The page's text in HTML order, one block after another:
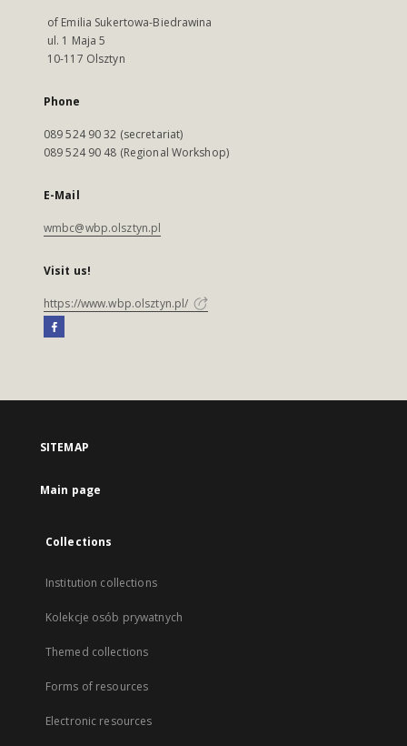
of Emilia Sukertowa-Biedrawina
ul. 1 Maja 5
10-117 Olsztyn
Phone
089 524 90 32 (secretariat)
089 524 90 48 (Regional Workshop)
E-Mail
wmbc@wbp.olsztyn.pl
Visit us!
https://www.wbp.olsztyn.pl/
SITEMAP
Main page
Collections
Institution collections
Kolekcje osób prywatnych
Themed collections
Forms of resources
Electronic resources